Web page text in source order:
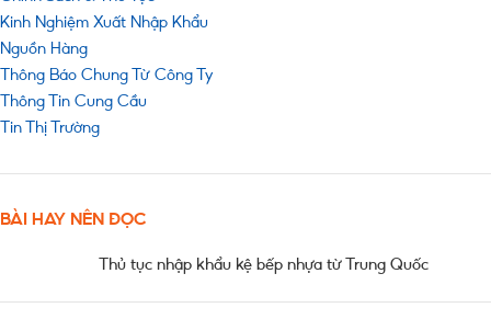
Kinh Nghiệm Xuất Nhập Khẩu
Nguồn Hàng
Thông Báo Chung Từ Công Ty
Thông Tin Cung Cầu
Tin Thị Trường
BÀI HAY NÊN ĐỌC
Thủ tục nhập khẩu kệ bếp nhựa từ Trung Quốc